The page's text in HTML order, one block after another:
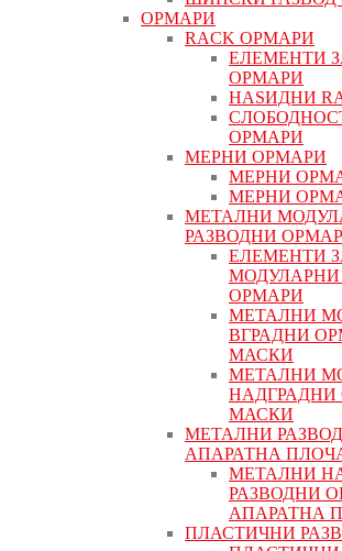
ОРМАРИ
RACK ОРМАРИ
ЕЛЕМЕНТИ
ОРМАРИ
НАЅИДНИ
ОРМАРИ
МЕРНИ ОРМАРИ
МЕРНИ
МЕРНИ
МЕТАЛНИ
РАЗВОДНИ
ЕЛЕМЕНТИ
МОДУЛАРНИ
ОРМАРИ
МЕТАЛНИ
ВГРАДНИ
МАСКИ
МЕТАЛНИ
НАДГРАДНИ
МАСКИ
МЕТАЛНИ
АПАРАТНА
МЕТАЛНИ
РАЗВОДНИ
АПАРАТНА
ПЛАСТИЧНИ